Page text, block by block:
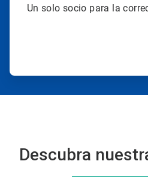
Un solo socio para la
Descubra